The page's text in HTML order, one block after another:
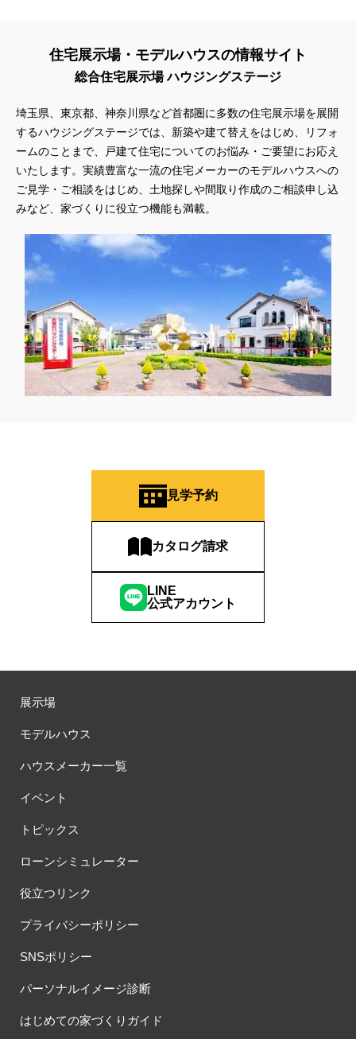
住宅展示場・モデルハウスの情報サイト
総合住宅展示場 ハウジングステージ
埼玉県、東京都、神奈川県など首都圏に多数の住宅展示場を展開
するハウジングステージでは、新築や建て替えをはじめ、リフォ
ームのことまで、戸建て住宅についてのお悩み・ご要望にお応え
いたします。実績豊富な一流の住宅メーカーのモデルハウスへの
ご見学・ご相談をはじめ、土地探しや間取り作成のご相談申し込
みなど、家づくりに役立つ機能も満載。
見学予約
カタログ請求
LINE
公式アカウント
展示場
モデルハウス
ハウスメーカー一覧
イベント
トピックス
ローンシミュレーター
役立つリンク
プライバシーポリシー
SNSポリシー
パーソナルイメージ診断
はじめての家づくりガイド